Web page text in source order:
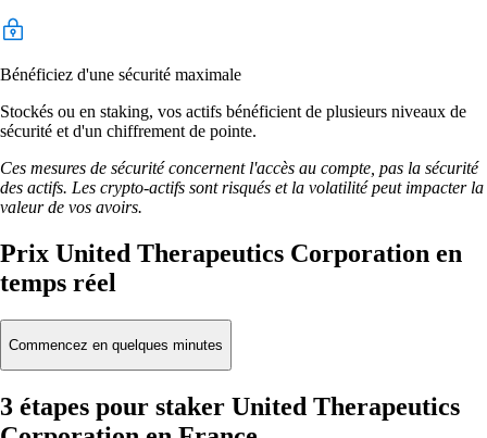
Bénéficiez d'une sécurité maximale
Stockés ou en staking, vos actifs bénéficient de plusieurs niveaux de
sécurité et d'un chiffrement de pointe.
Ces mesures de sécurité concernent l'accès au compte, pas la sécurité
des actifs. Les crypto-actifs sont risqués et la volatilité peut impacter la
valeur de vos avoirs.
Prix United Therapeutics Corporation en
temps réel
Commencez en quelques minutes
3 étapes pour staker United Therapeutics